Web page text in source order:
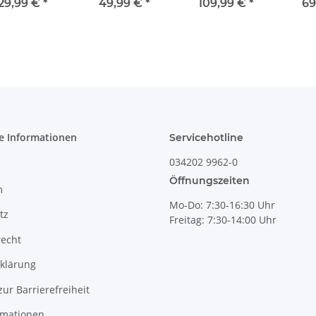
Dekor 8
€ *
Teekanne Dekor
49,99 € *
+ Stein, olive-
109,99 € *
Informationen
Barrierefreiheit
Servicehotline
034202 9962-0
Öffnungszeiten
Mo-Do: 7:30-16:30 Uhr
Freitag: 7:30-14:00 Uhr